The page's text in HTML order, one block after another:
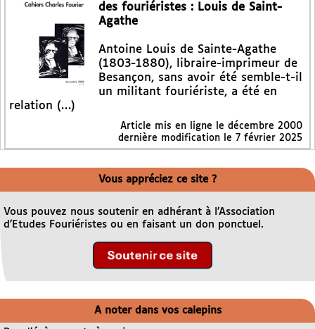
des fouriéristes : Louis de Saint-
Agathe
Antoine Louis de Sainte-Agathe
(1803-1880), libraire-imprimeur de
Besançon, sans avoir été semble-t-il
un militant fouriériste, a été en
relation (…)
Article mis en ligne le décembre 2000
dernière modification le 7 février 2025
Vous appréciez ce site ?
Vous pouvez nous soutenir en adhérant à l’Association
d’Etudes Fouriéristes ou en faisant un don ponctuel.
A noter dans vos calepins